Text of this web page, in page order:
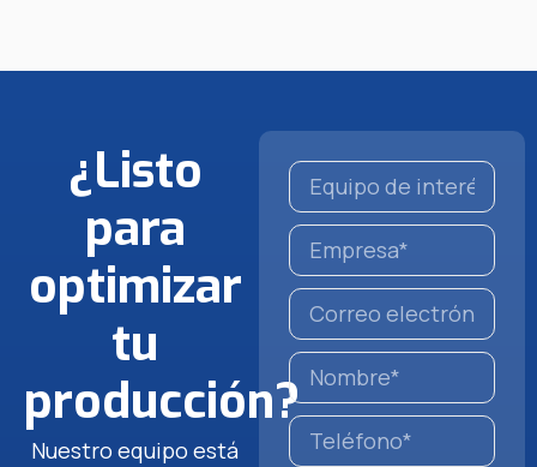
¿Listo
para
optimizar
tu
producción?
Nuestro equipo está